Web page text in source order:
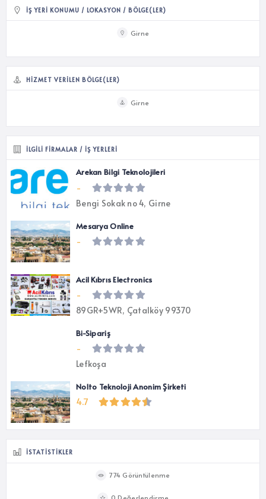
İŞ YERI KONUMU / LOKASYON / BÖLGE(LER)
Girne
HIZMET VERILEN BÖLGE(LER)
Girne
İLGILI FIRMALAR / İŞ YERLERI
Arekan Bilgi Teknolojileri
-
Bengi Sokak no 4, Girne
Mesarya Online
-
Acil Kıbrıs Electronics
-
89GR+5WR, Çatalköy 99370
Bi-Sipariş
-
Lefkoşa
Nolto Teknoloji Anonim Şirketi
4.7
İSTATISTIKLER
774 Görüntülenme